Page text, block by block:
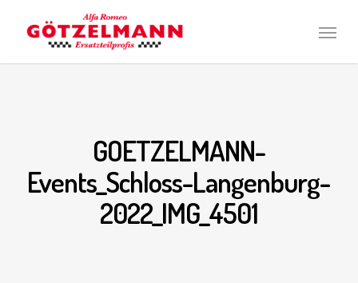
Menu
GOETZELMANN-
Events_Schloss-Langenburg-
2022_IMG_4501